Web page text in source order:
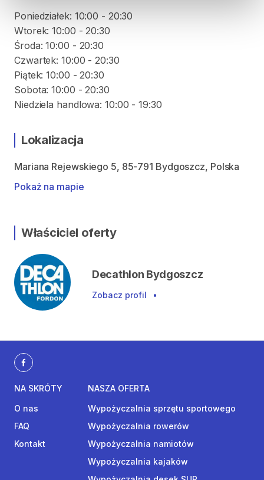
Poniedziałek: 10:00 - 20:30
Wtorek: 10:00 - 20:30
Środa: 10:00 - 20:30
Czwartek: 10:00 - 20:30
Piątek: 10:00 - 20:30
Sobota: 10:00 - 20:30
Niedziela handlowa: 10:00 - 19:30
Lokalizacja
Mariana Rejewskiego 5, 85-791 Bydgoszcz, Polska
Pokaż na mapie
Właściciel oferty
Decathlon Bydgoszcz
Zobacz profil •
NA SKRÓTY
O nas
FAQ
Kontakt
NASZA OFERTA
Wypożyczalnia sprzętu sportowego
Wypożyczalnia rowerów
Wypożyczalnia namiotów
Wypożyczalnia kajaków